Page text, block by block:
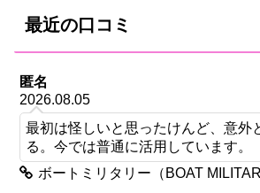
最近の口コミ
匿名
2026.08.05
最初は怪しいと思ったけんど、意外
る。今では普通に活用しています。
ボートミリタリー（BOAT